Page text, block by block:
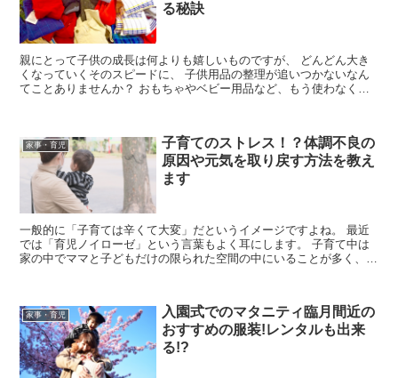
る秘訣
親にとって子供の成長は何よりも嬉しいものですが、 どんどん大き
くなっていくそのスピードに、 子供用品の整理が追いつかないなん
てことありませんか？ おもちゃやベビー用品など、もう使わなくな
家事・育児
子育てのストレス！？体調不良の
原因や元気を取り戻す方法を教え
ます
一般的に「子育ては辛くて大変」だというイメージですよね。 最近
では「育児ノイローゼ」という言葉もよく耳にします。 子育て中は
家の中でママと子どもだけの限られた空間の中にいることが多く、強
家事・育児
入園式でのマタニティ臨月間近の
おすすめの服装!レンタルも出来
る!?